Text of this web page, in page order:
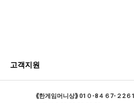
고객지원
⟪한게임머니상⟫ 01０-8４６7-２2６1